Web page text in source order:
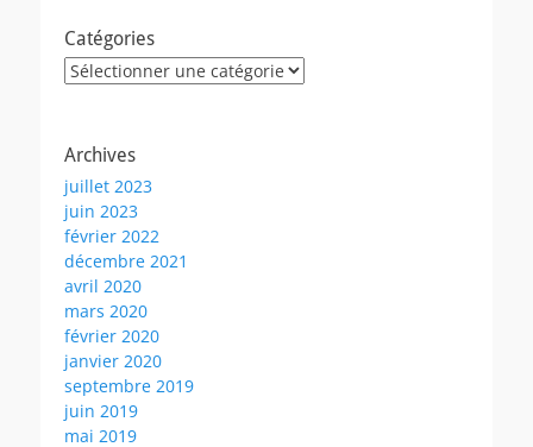
Catégories
Catégories
Archives
juillet 2023
juin 2023
février 2022
décembre 2021
avril 2020
mars 2020
février 2020
janvier 2020
septembre 2019
juin 2019
mai 2019